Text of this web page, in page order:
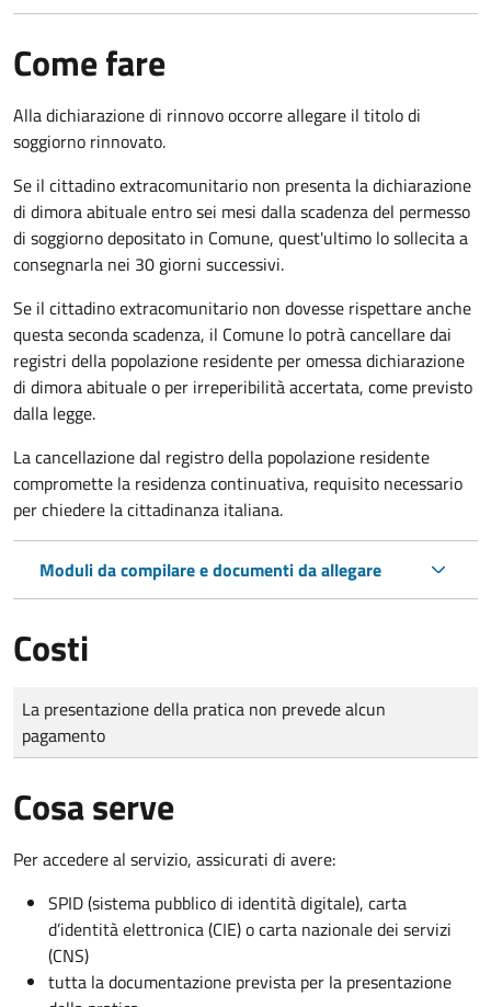
Come fare
Alla dichiarazione di rinnovo occorre allegare il titolo di
soggiorno rinnovato.
Se il cittadino extracomunitario non presenta la dichiarazione
di dimora abituale entro sei mesi dalla scadenza del permesso
di soggiorno depositato in Comune, quest'ultimo lo sollecita a
consegnarla nei 30 giorni successivi.
Se il cittadino extracomunitario non dovesse rispettare anche
questa seconda scadenza, il Comune lo potrà cancellare dai
registri della popolazione residente per omessa dichiarazione
di dimora abituale o per irreperibilità accertata, come previsto
dalla legge.
La cancellazione dal registro della popolazione residente
compromette la residenza continuativa, requisito necessario
per chiedere la cittadinanza italiana.
Moduli da compilare e documenti da allegare
Costi
Tipo di pagamento
Importo
La presentazione della pratica non prevede alcun
pagamento
Cosa serve
Per accedere al servizio, assicurati di avere:
SPID (sistema pubblico di identità digitale), carta
d’identità elettronica (CIE) o carta nazionale dei servizi
(CNS)
tutta la documentazione prevista per la presentazione